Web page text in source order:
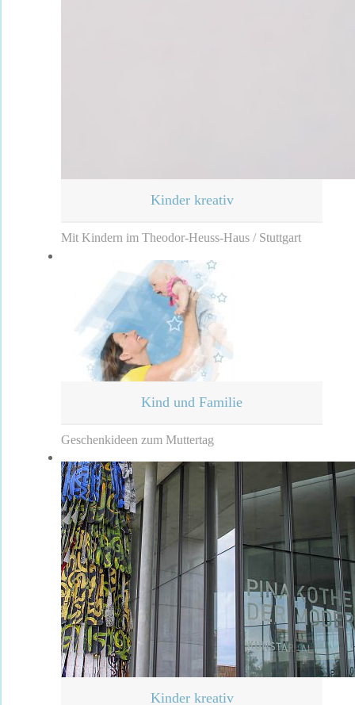
Kinder kreativ
Mit Kindern im Theodor-Heuss-Haus / Stuttgart
Kind und Familie
Geschenkideen zum Muttertag
Kinder kreativ